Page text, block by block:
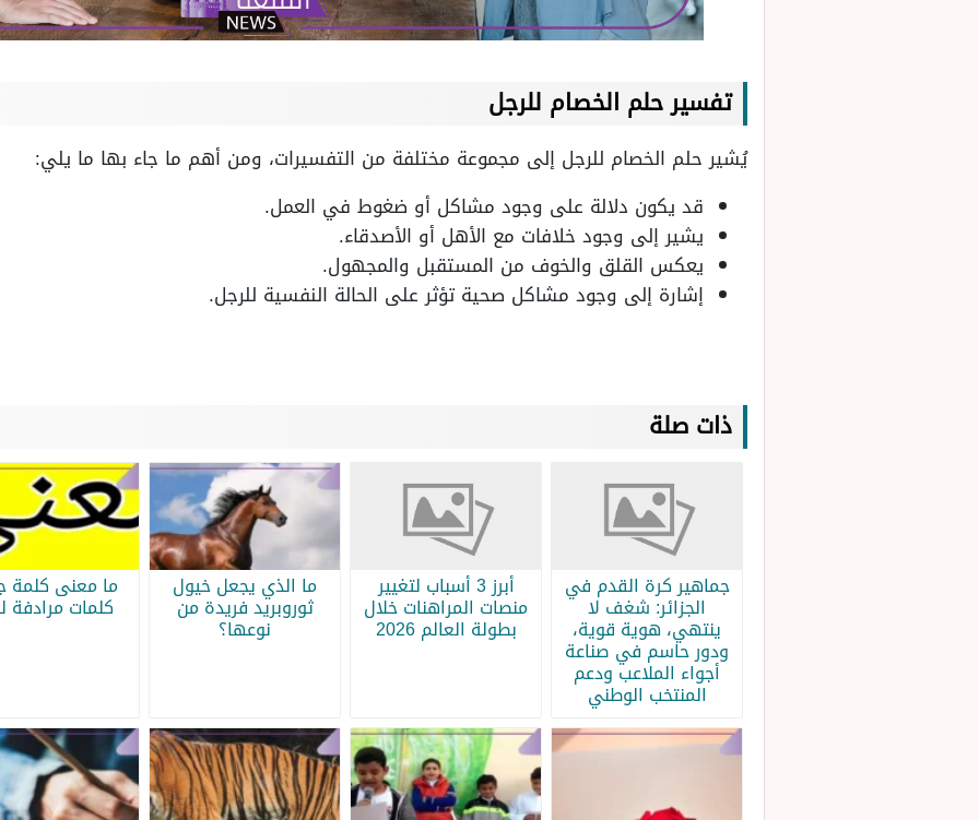
تفسير حلم الخصام للرجل
يُشير حلم الخصام للرجل إلى مجموعة مختلفة من التفسيرات، ومن أهم ما جاء بها ما يلي:
قد يكون دلالة على وجود مشاكل أو ضغوط في العمل.
يشير إلى وجود خلافات مع الأهل أو الأصدقاء.
يعكس القلق والخوف من المستقبل والمجهول.
إشارة إلى وجود مشاكل صحية تؤثر على الحالة النفسية للرجل.
ذات صلة
جماهير كرة القدم في
الجزائر: شغف لا
ينتهي، هوية قوية،
ودور حاسم في صناعة
أجواء الملاعب ودعم
المنتخب الوطني
أبرز 3 أسباب لتغيير
منصات المراهنات خلال
بطولة العالم 2026
ما الذي يجعل خيول
ثوروبريد فريدة من
نوعها؟
ما معنى كلمة
كلمات مرادفة